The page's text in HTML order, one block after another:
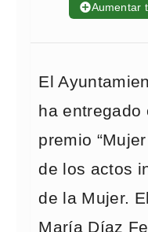
➕Aumentar
El
ha entregado
premio
de los actos
de la Mujer.
María Díaz